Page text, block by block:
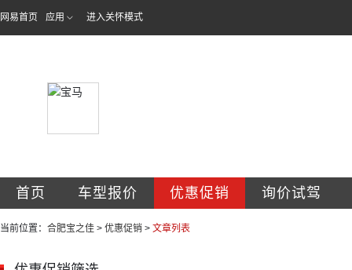
网易首页 应用 进入关怀模式
首页 车型报价 优惠促销 询价试驾
当前位置： 合肥宝之佳 > 优惠促销 > 文章列表